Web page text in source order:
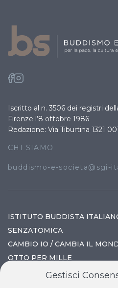
Iscritto al n. 3506 dei registri
Firenze l’8 ottobre 1986
Redazione: Via Tiburtina 1321
CHI SIAMO
buddismo-e-societa@sgi-
ISTITUTO BUDDISTA
SENZATOMICA
CAMBIO IO / CAMBIA IL
OTTO PER MILLE
Gestisci